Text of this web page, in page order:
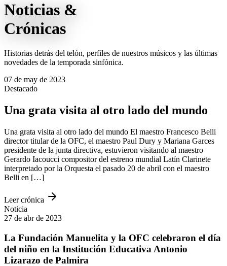
Noticias &
Crónicas
Historias detrás del telón, perfiles de nuestros músicos y las últimas
novedades de la temporada sinfónica.
07 de may de 2023
Destacado
Una grata visita al otro lado del mundo
Una grata visita al otro lado del mundo El maestro Francesco Belli
director titular de la OFC, el maestro Paul Dury y Mariana Garces
presidente de la junta directiva, estuvieron visitando al maestro
Gerardo Iacoucci compositor del estreno mundial Latín Clarinete
interpretado por la Orquesta el pasado 20 de abril con el maestro
Belli en […]
Leer crónica
Noticia
27 de abr de 2023
La Fundación Manuelita y la OFC celebraron el día
del niño en la Institución Educativa Antonio
Lizarazo de Palmira